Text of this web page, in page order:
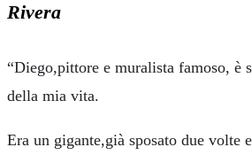
Rivera
“Diego,pittore e muralista famoso, è
della mia vita.
Era un gigante,già sposato due volte